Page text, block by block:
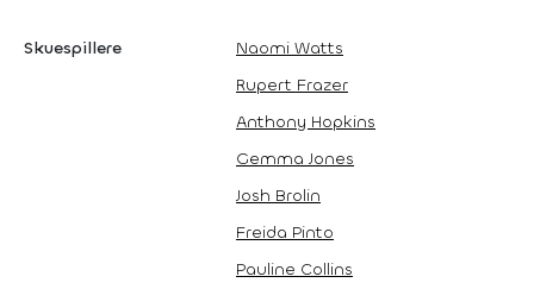
Skuespillere
Naomi Watts
Rupert Frazer
Anthony Hopkins
Gemma Jones
Josh Brolin
Freida Pinto
Pauline Collins